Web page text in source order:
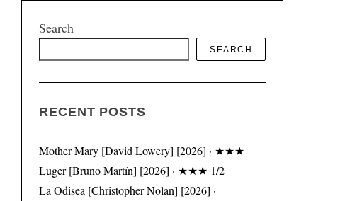
Search
SEARCH
RECENT POSTS
Mother Mary [David Lowery] [2026] · ★★★
Luger [Bruno Martín] [2026] · ★★★ 1/2
La Odisea [Christopher Nolan] [2026] ·